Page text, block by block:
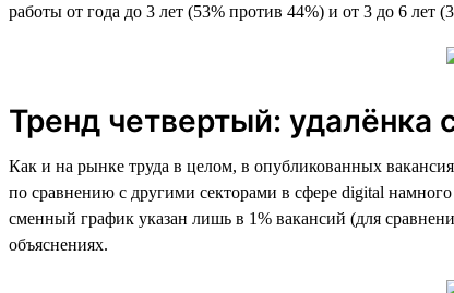
работы от года до 3 лет (53% против 44%) и от 3 до 6 лет
Тренд четвертый: удалёнка
Как и на рынке труда в целом, в опубликованных
по сравнению с другими секторами в сфере digital
сменный график указан лишь в 1% вакансий (для
объяснениях.